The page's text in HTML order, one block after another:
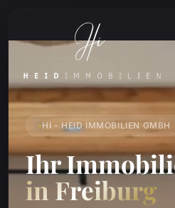
HI - HEID IMMOBILIEN GMBH
Ihr
in Freiburg